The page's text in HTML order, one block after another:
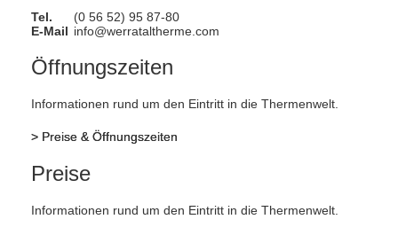
Tel.
(0 56 52) 95 87-80
E-Mail info@werrataltherme.com
Öffnungszeiten
Informationen rund um den Eintritt in die Thermenwelt.
> Preise & Öffnungszeiten
Preise
Informationen rund um den Eintritt in die Thermenwelt.